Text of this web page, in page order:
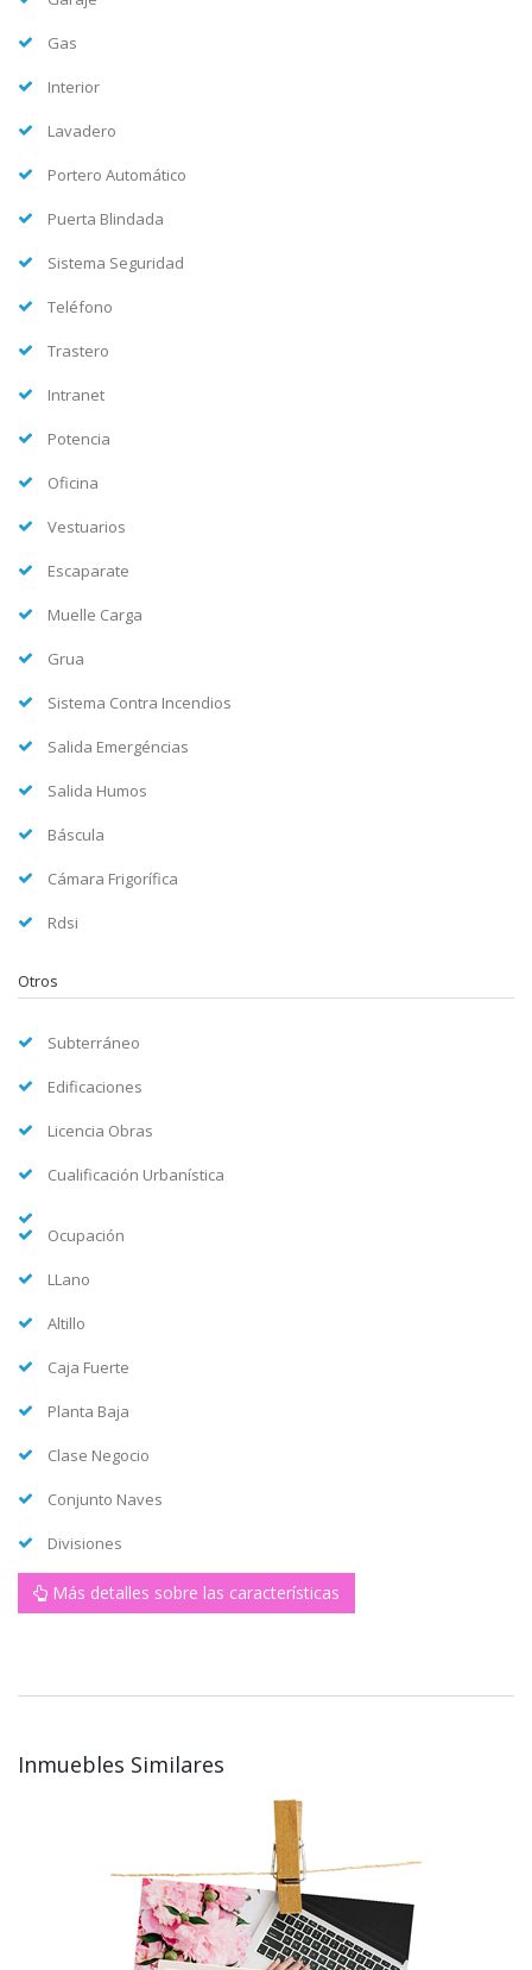
Gas
Interior
Lavadero
Portero Automático
Puerta Blindada
Sistema Seguridad
Teléfono
Trastero
Intranet
Potencia
Oficina
Vestuarios
Escaparate
Muelle Carga
Grua
Sistema Contra Incendios
Salida Emergéncias
Salida Humos
Báscula
Cámara Frigorífica
Rdsi
Otros
Subterráneo
Edificaciones
Licencia Obras
Cualificación Urbanística
Ocupación
LLano
Altillo
Caja Fuerte
Planta Baja
Clase Negocio
Conjunto Naves
Divisiones
Más detalles sobre las características
Inmuebles Similares